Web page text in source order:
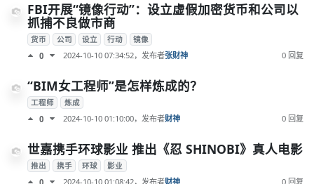
FBI开展“镜像行动”：设立虚假加密货币和公司以
抓捕不良做市商
货币 公司 设立 行动 镜像
0 2024-10-10 07:34:52，发布者张财神 0 回复
“BIM女工程师”是怎样炼成的？
工程师 炼成
0 2024-10-10 01:10:00，发布者财神 0 回复
世嘉携手环球影业 推出《忍 SHINOBI》真人电影
推出 携手 环球 影业
0 2024-10-10 01:08:42，发布者财神 0 回复